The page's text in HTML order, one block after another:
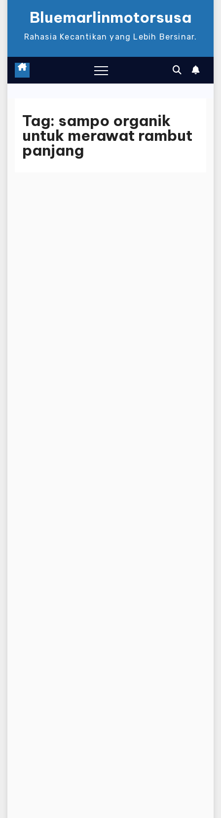
Bluemarlinmotorsusa
Rahasia Kecantikan yang Lebih Bersinar.
Tag: sampo organik
untuk merawat rambut
panjang